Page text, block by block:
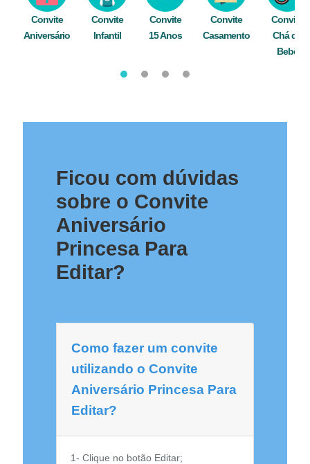
Convite
Aniversário
Convite
Infantil
Convite
15 Anos
Convite
Casamento
Convite
Chá de
Bebê
Ficou com dúvidas
sobre o Convite
Aniversário
Princesa Para
Editar?
Como fazer um convite
utilizando o Convite
Aniversário Princesa Para
Editar?
1- Clique no botão Editar;